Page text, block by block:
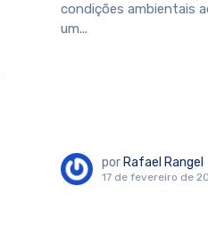
condições ambientais
um...
por Rafael Rangel
17 de fevereiro de